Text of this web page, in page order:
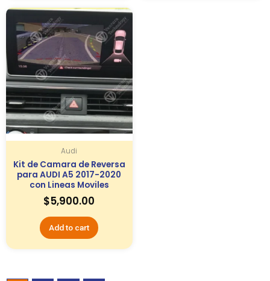
Audi
Kit de Camara de Reversa
para AUDI A5 2017-2020
con Lineas Moviles
$5,900.00
Add to cart